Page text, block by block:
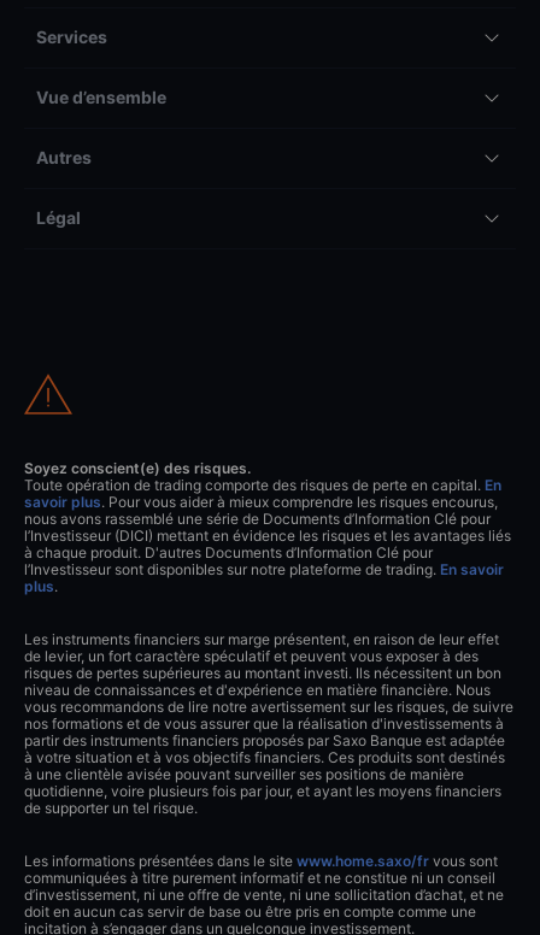
Services
Vue d’ensemble
Autres
Légal
Soyez conscient(e) des risques.
Toute opération de trading comporte des risques de perte en capital. En
savoir plus. Pour vous aider à mieux comprendre les risques encourus,
nous avons rassemblé une série de Documents d’Information Clé pour
l’Investisseur (DICI) mettant en évidence les risques et les avantages liés
à chaque produit. D'autres Documents d’Information Clé pour
l’Investisseur sont disponibles sur notre plateforme de trading. En savoir
plus.
Les instruments financiers sur marge présentent, en raison de leur effet
de levier, un fort caractère spéculatif et peuvent vous exposer à des
risques de pertes supérieures au montant investi. Ils nécessitent un bon
niveau de connaissances et d'expérience en matière financière. Nous
vous recommandons de lire notre avertissement sur les risques, de suivre
nos formations et de vous assurer que la réalisation d'investissements à
partir des instruments financiers proposés par Saxo Banque est adaptée
à votre situation et à vos objectifs financiers. Ces produits sont destinés
à une clientèle avisée pouvant surveiller ses positions de manière
quotidienne, voire plusieurs fois par jour, et ayant les moyens financiers
de supporter un tel risque.
Les informations présentées dans le site www.home.saxo/fr vous sont
communiquées à titre purement informatif et ne constitue ni un conseil
d’investissement, ni une offre de vente, ni une sollicitation d’achat, et ne
doit en aucun cas servir de base ou être pris en compte comme une
incitation à s’engager dans un quelconque investissement.